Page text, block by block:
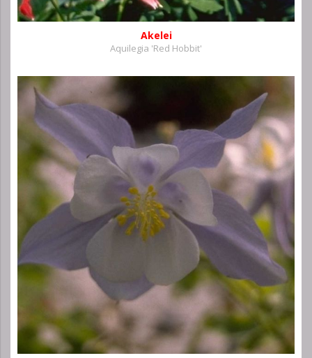
Akelei
Aquilegia 'Red Hobbit'